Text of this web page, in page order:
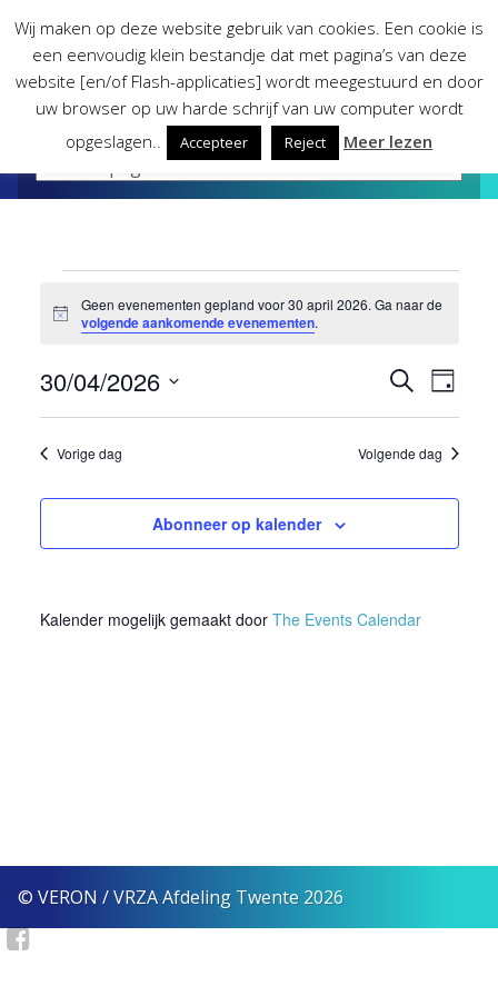
content
Evenementen
30
april
2026
Bericht
Geen evenementen gepland voor 30 april 2026. Ga naar de
volgende aankomende evenementen.
en
Zoeken
Dag
30/04/2026
Selecteer
datum.
Vorige dag Volgende dag
Abonneer op kalender
Kalender mogelijk gemaakt door The Events Calendar
© VERON / VRZA Afdeling Twente 2026
Wij maken op deze website gebruik van cookies. Een cookie is
een eenvoudig klein bestandje dat met pagina’s van deze
website [en/of Flash-applicaties] wordt meegestuurd en door
uw browser op uw harde schrijf van uw computer wordt
opgeslagen..
Accepteer Reject Meer lezen